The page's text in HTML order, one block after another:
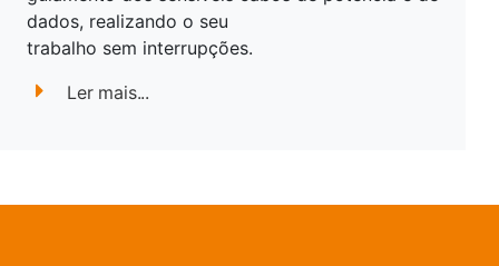
dados, realizando o seu
trabalho sem interrupções.
Ler mais...